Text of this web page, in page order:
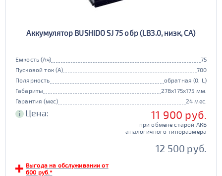
Аккумулятор BUSHIDO SJ 75 обр (LB3.0, низк, CA)
Емкость (Ач)
75
Пусковой ток (А)
700
Полярность
обратная (0, L)
Габариты
278x175x175 мм.
Гарантия (мес)
24 мес.
i Цена: 11 900 руб.
при обмене старой АКБ
аналогичного типоразмера
12 500 руб.
Выгода на обслуживании от
600 руб.*